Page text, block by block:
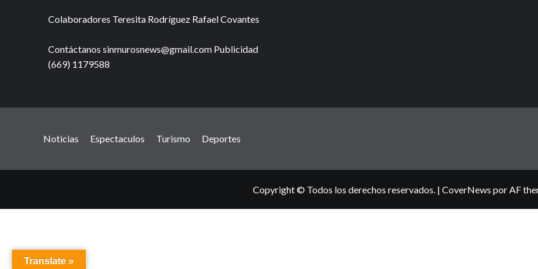
Colaboradores Teresita Rodríguez Rafael Covantes
Contáctanos sinmurosnews@gmail.com Publicidad
(669) 1179588
Noticias Espectaculos Turismo Deportes
Copyright © Todos los derechos reservados. | CoverNews por AF
Translate »